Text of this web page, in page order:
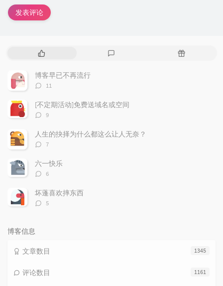
发表评论
热
文
章
随
博客早已不再流行
评
数：
11
[不定期活动]免费送域名或空间
评
数：
9
人生的抉择为什么都这么让人无奈？
评
数：
7
六一快乐
评
数：
6
坏蓬喜欢摔东西
评
5
博客信息
1345
文章数目
1161
评论数目